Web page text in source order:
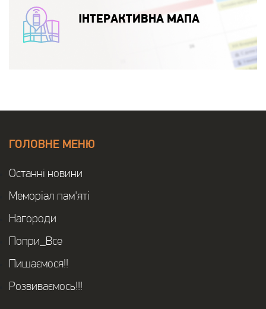
ІНТЕРАКТИВНА МАПА
ГОЛОВНЕ МЕНЮ
Останнi новини
Меморіал пам'яті
Нагороди
Попри_Все
Пишаємося!!
Розвиваємось!!!